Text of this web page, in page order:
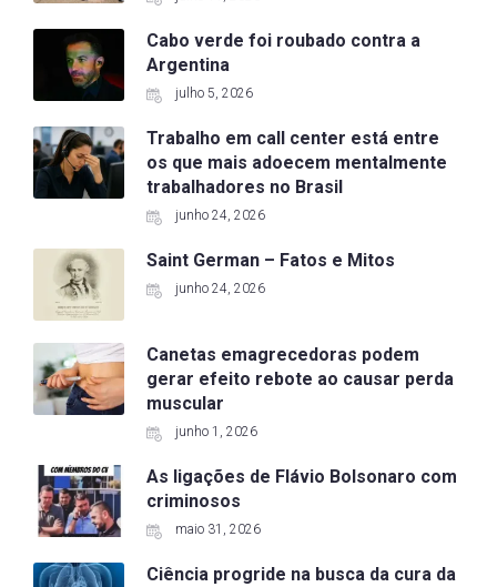
Cabo verde foi roubado contra a
Argentina
julho 5, 2026
Trabalho em call center está entre
os que mais adoecem mentalmente
trabalhadores no Brasil
junho 24, 2026
Saint German – Fatos e Mitos
junho 24, 2026
Canetas emagrecedoras podem
gerar efeito rebote ao causar perda
muscular
junho 1, 2026
As ligações de Flávio Bolsonaro com
criminosos
maio 31, 2026
Ciência progride na busca da cura da